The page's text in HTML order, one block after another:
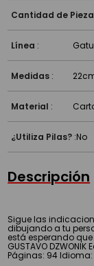
Cantidad de
Línea :
Medidas :
Material :
¿Utiliza Pilas? :No
Descripción
Sigue las
dibujando a tu
está esperando que
GUSTAVO
Páginas: 94 Idioma: